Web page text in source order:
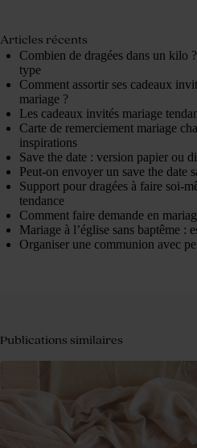
Articles récents
Combien de dragées dans un kilo
type
Comment assortir ses cadeaux
mariage ?
Les cadeaux invités mariage
Carte de remerciement mariage
inspirations
Save the date : version papier ou
Peut-on envoyer un save the date
Support pour dragées à faire soi-
tendance
Comment faire demande en
Mariage à l’église sans baptême :
Organiser une communion avec
Publications similaires